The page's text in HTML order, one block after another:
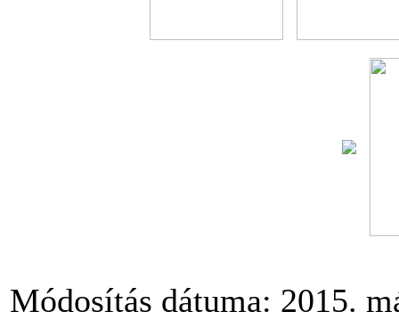
Módosítás dátuma: 2015.